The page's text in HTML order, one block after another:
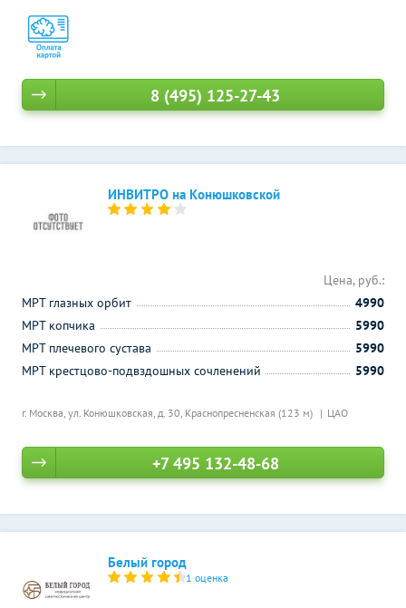
8 (495) 125-27-43
ИНВИТРО на Конюшковской
г. Москва, ул. Конюшковская, д. 30, Краснопресненская (123 м) ЦАО
Цена, руб.:
МРТ глазных орбит
4990
МРТ копчика
5990
МРТ плечевого сустава
5990
МРТ крестцово-подвздошных сочленений
5990
+7 495 132-48-68
Белый город
1 оценка